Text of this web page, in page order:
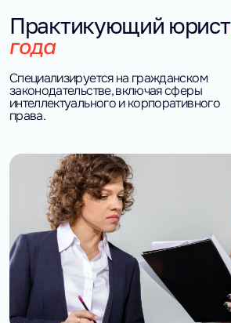
Практикующий юрист
года
Специализируется на гражданском
законодательстве, включая сферы
интеллектуального и корпоративного
права.